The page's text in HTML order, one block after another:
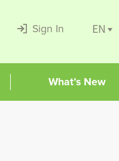
Sign In EN
What’s New